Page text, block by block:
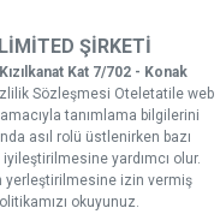
ŞİRKETİ
Kat 7/702 - Konak
Sözleşmesi Oteletatile web
tanımlama bilgilerini
asıl rolü üstlenirken bazı
yardımcı olur.
yerleştirilmesine izin vermiş
okuyunuz.